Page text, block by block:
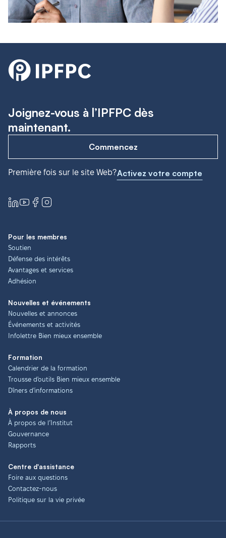
Joignez-vous à l’IPFPC dès
maintenant.
Commencez
Première fois sur le site Web?Activez votre compte
Pour les membres
Soutien
Défense des intérêts
Avantages et services
Adhésion
Nouvelles et événements
Nouvelles et annonces
Événements et activités
Infolettre Bien mieux ensemble
Formation
Calendrier de la formation
Trousse d'outils Bien mieux ensemble
Dîners d'informations
À propos de nous
À propos de l’Institut
Gouvernance
Rapports
Centre d'assistance
Foire aux questions
Contactez-nous
Politique sur la vie privée